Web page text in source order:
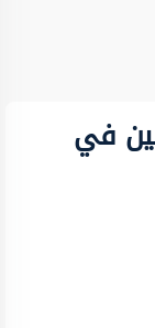
في